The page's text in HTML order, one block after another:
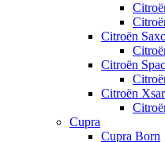
Citroën
Citroën
Citroën
Cupra
Cupra Born